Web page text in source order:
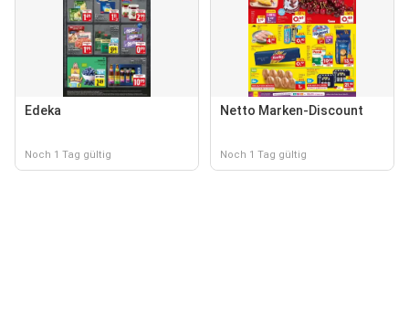
Edeka
Noch 1 Tag gültig
Netto Marken-Discount
Noch 1 Tag gültig